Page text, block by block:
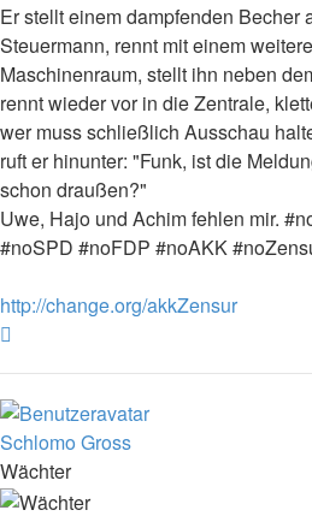
Er stellt einem dampfenden Becher
Steuermann, rennt mit einem
Maschinenraum, stellt ihn neben
rennt wieder vor in die Zentrale,
wer muss schließlich Ausschau
ruft er hinunter: "Funk, ist die
schon draußen?"
Uwe, Hajo und Achim fehlen mir.
#noSPD #noFDP #noAKK
http://change.org/akkZensur
Schlomo Gross
Wächter